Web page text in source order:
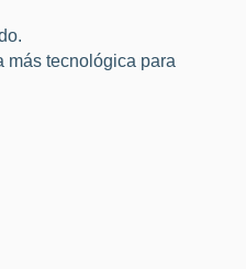
más tecnológica para